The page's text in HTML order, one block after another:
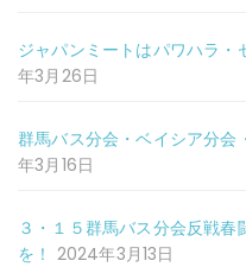
ジャパンミートはパワハラ・
年3月26日
群馬バス分会・ベイシア分会
年3月16日
３・１５群馬バス分会反戦
を！ 2024年3月13日